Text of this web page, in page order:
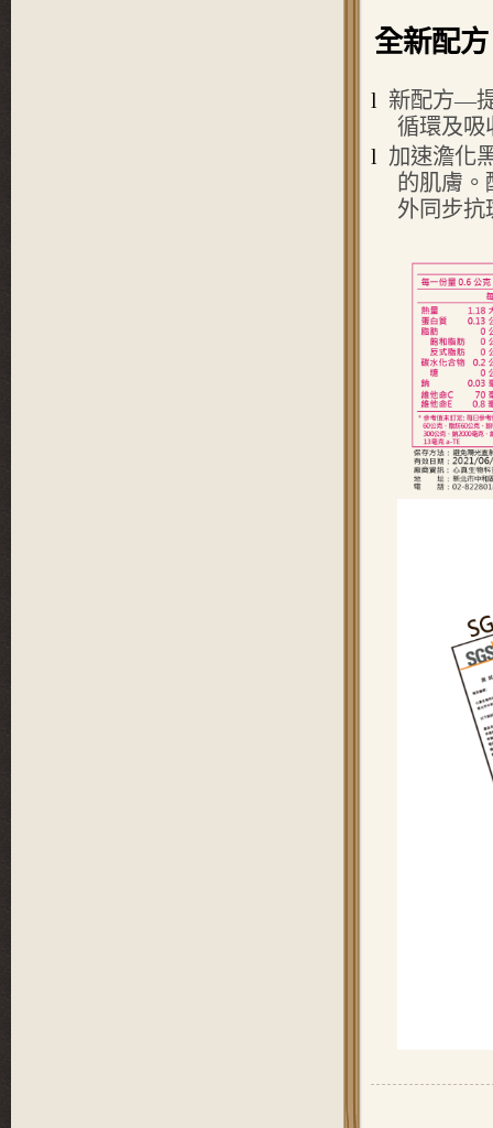
全新配方
l 新配方—
循環及吸
l 加速澹化
的肌膚。
外同步抗